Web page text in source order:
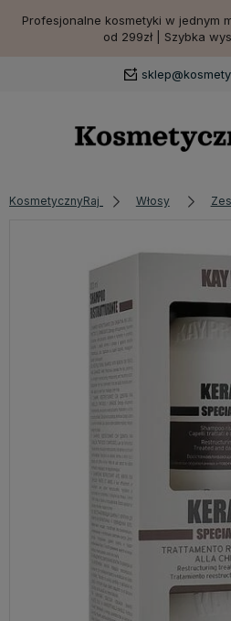
Profesjonalne kosmetyki w jednym
od 299zł | Szybka
KosmetycznyRaj Włosy